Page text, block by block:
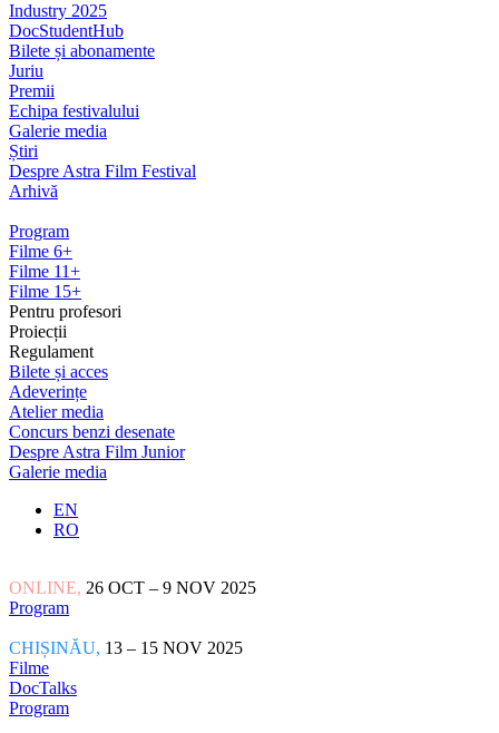
Industry 2025
DocStudentHub
Bilete și abonamente
Juriu
Premii
Echipa festivalului
Galerie media
Știri
Despre Astra Film Festival
Arhivă
Program
Filme 6+
Filme 11+
Filme 15+
Pentru profesori
Proiecții
Regulament
Bilete și acces
Adeverințe
Atelier media
Concurs benzi desenate
Despre Astra Film Junior
Galerie media
EN
RO
ONLINE, 26 OCT – 9 NOV 2025
Program
CHIȘINĂU, 13 – 15 NOV 2025
Filme
DocTalks
Program